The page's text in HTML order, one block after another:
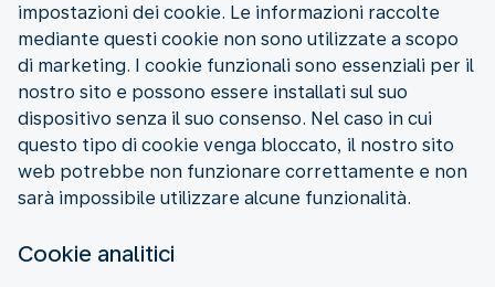
impostazioni dei cookie. Le informazioni raccolte
mediante questi cookie non sono utilizzate a scopo
di marketing. I cookie funzionali sono essenziali per il
nostro sito e possono essere installati sul suo
dispositivo senza il suo consenso. Nel caso in cui
questo tipo di cookie venga bloccato, il nostro sito
web potrebbe non funzionare correttamente e non
sarà impossibile utilizzare alcune funzionalità.
Cookie analitici